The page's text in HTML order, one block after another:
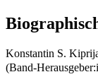
Konstantin S.
(Band-